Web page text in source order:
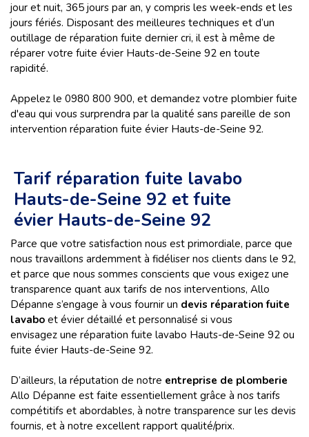
jour et nuit, 365 jours par an, y compris les week-ends et les
jours fériés. Disposant des meilleures techniques et d’un
outillage de réparation fuite dernier cri, il est à même de
réparer votre fuite évier Hauts-de-Seine 92 en toute
rapidité.
Appelez le 0980 800 900, et demandez votre plombier fuite
d'eau qui vous surprendra par la qualité sans pareille de son
intervention réparation fuite évier Hauts-de-Seine 92.
Tarif réparation fuite lavabo
Hauts-de-Seine 92 et fuite
évier Hauts-de-Seine 92
Parce que votre satisfaction nous est primordiale, parce que
nous travaillons ardemment à fidéliser nos clients dans le 92,
et parce que nous sommes conscients que vous exigez une
transparence quant aux tarifs de nos interventions, Allo
Dépanne s’engage à vous fournir un devis réparation fuite
lavabo et évier détaillé et personnalisé si vous
envisagez une réparation fuite lavabo Hauts-de-Seine 92 ou
fuite évier Hauts-de-Seine 92.
D’ailleurs, la réputation de notre entreprise de plomberie
Allo Dépanne est faite essentiellement grâce à nos tarifs
compétitifs et abordables, à notre transparence sur les devis
fournis, et à notre excellent rapport qualité/prix.